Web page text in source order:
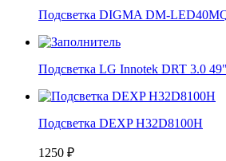
Подсветка DIGMA DM-
Подсветка LG Innotek DRT 3.0
Подсветка DEXP H32D8100H
1250 ₽